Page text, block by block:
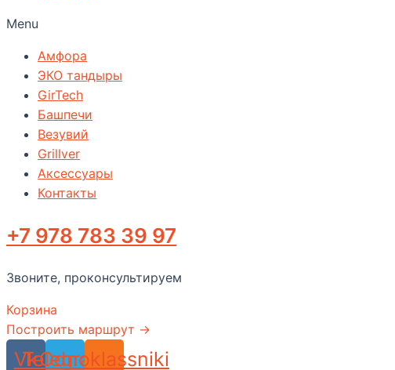
Menu
Амфора
ЭКО тандыры
GirTech
Башпечи
Везувий
Grillver
Аксессуары
Контакты
+7 978 783 39 97
Звоните, проконсультируем
Корзина
Построить маршрут →
Vk
Telegram
Odnoklassniki